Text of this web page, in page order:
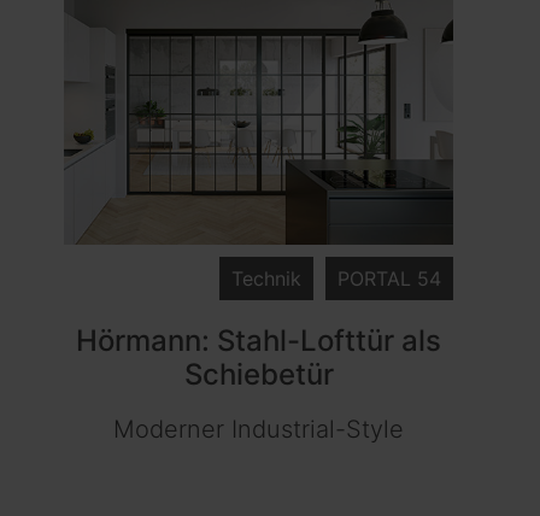
PORTAL 54
Technik
Hörmann: Stahl-Lofttür als
Schiebetür
Moderner Industrial-Style